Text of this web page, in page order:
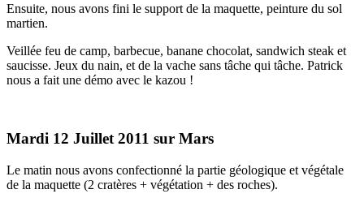
Ensuite, nous avons fini le support de la maquette, peinture du sol
martien.
Veillée feu de camp, barbecue, banane chocolat, sandwich steak et
saucisse. Jeux du nain, et de la vache sans tâche qui tâche. Patrick
nous a fait une démo avec le kazou !
Mardi 12 Juillet 2011 sur Mars
Le matin nous avons confectionné la partie géologique et végétale
de la maquette (2 cratères + végétation + des roches).